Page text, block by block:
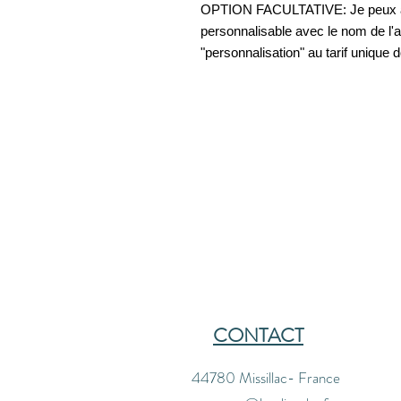
OPTION FACULTATIVE: Je
personnalisable avec le nom de
"personnalisation" au tarif unique
CONTACT
44780 Missillac- France